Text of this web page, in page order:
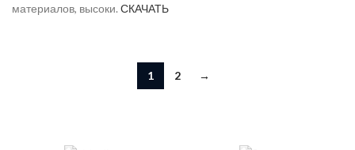
материалов, высоки. СКАЧАТЬ
1 2 →